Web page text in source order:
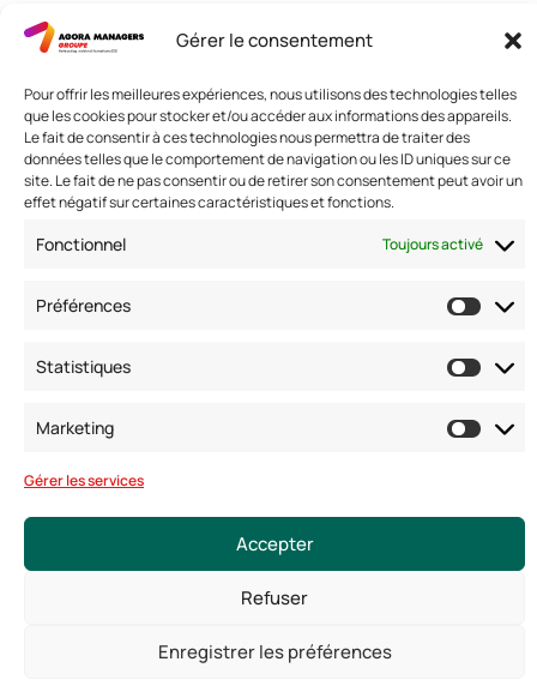
Gérer le consentement
Pour offrir les meilleures expériences, nous utilisons des technologies telles
que les cookies pour stocker et/ou accéder aux informations des appareils.
Le fait de consentir à ces technologies nous permettra de traiter des
données telles que le comportement de navigation ou les ID uniques sur ce
site. Le fait de ne pas consentir ou de retirer son consentement peut avoir un
effet négatif sur certaines caractéristiques et fonctions.
Fonctionnel Toujours activé
Préférences
Statistiques
Marketing
Gérer les services
Accepter
Refuser
Enregistrer les préférences
Nous contacter
Adresse: 42 avenue de la Grande Armée 75017 PARIS
Standard :01 47 42 76 60
Nous suivre
© Copyright 2025. Tous droits réservés
Politique de confidentialité
Politique de cookies